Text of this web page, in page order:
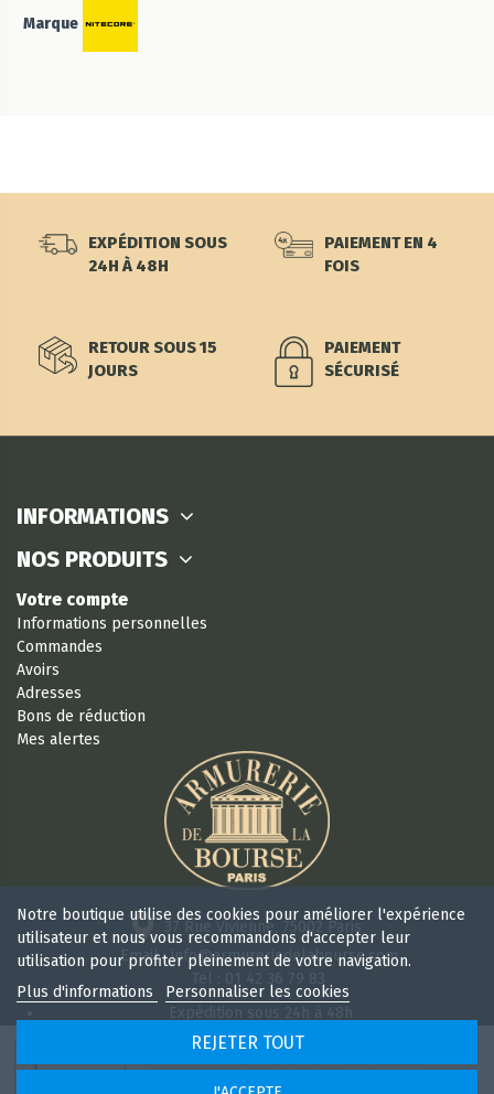
AJOUTER AU PANIER
Marque
EXPÉDITION SOUS
24H À 48H
PAIEMENT EN 4
FOIS
RETOUR SOUS 15
JOURS
PAIEMENT
SÉCURISÉ
INFORMATIONS
NOS PRODUITS
Votre compte
Informations personnelles
Commandes
Avoirs
Adresses
Bons de réduction
Mes alertes
37 Rue Vivienne, 75002 Paris
Email : info@armureriedelabourse.com
Retour sous 15 jours
Notre boutique utilise des cookies pour améliorer l'expérience
utilisateur et nous vous recommandons d'accepter leur
utilisation pour profiter pleinement de votre navigation.
Plus d'informations
Personnaliser les cookies
REJETER TOUT